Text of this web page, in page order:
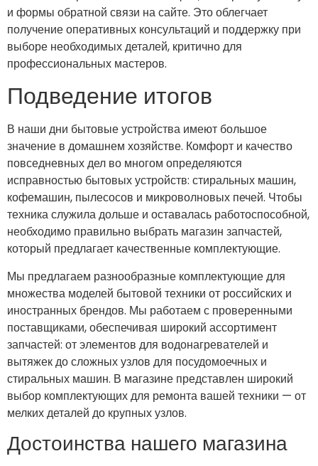
и формы обратной связи на сайте. Это облегчает
получение оперативных консультаций и поддержку при
выборе необходимых деталей, критично для
профессиональных мастеров.
Подведение итогов
В наши дни бытовые устройства имеют большое
значение в домашнем хозяйстве. Комфорт и качество
повседневных дел во многом определяются
исправностью бытовых устройств: стиральных машин,
кофемашин, пылесосов и микроволновых печей. Чтобы
техника служила дольше и оставалась работоспособной,
необходимо правильно выбрать магазин запчастей,
который предлагает качественные комплектующие.
Мы предлагаем разнообразные комплектующие для
множества моделей бытовой техники от российских и
иностранных брендов. Мы работаем с проверенными
поставщиками, обеспечивая широкий ассортимент
запчастей: от элементов для водонагревателей и
вытяжек до сложных узлов для посудомоечных и
стиральных машин. В магазине представлен широкий
выбор комплектующих для ремонта вашей техники — от
мелких деталей до крупных узлов.
Достоинства нашего магазина